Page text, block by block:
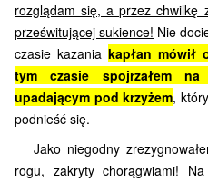
rozglądam się, a przez chwilkę
prześwitującej sukience! Nie
czasie kazania kapłan mówił
tym czasie spojrzałem
upadającym pod krzyżem,
podnieść się.
Jako niegodny
rogu, zakryty chorągwiami!